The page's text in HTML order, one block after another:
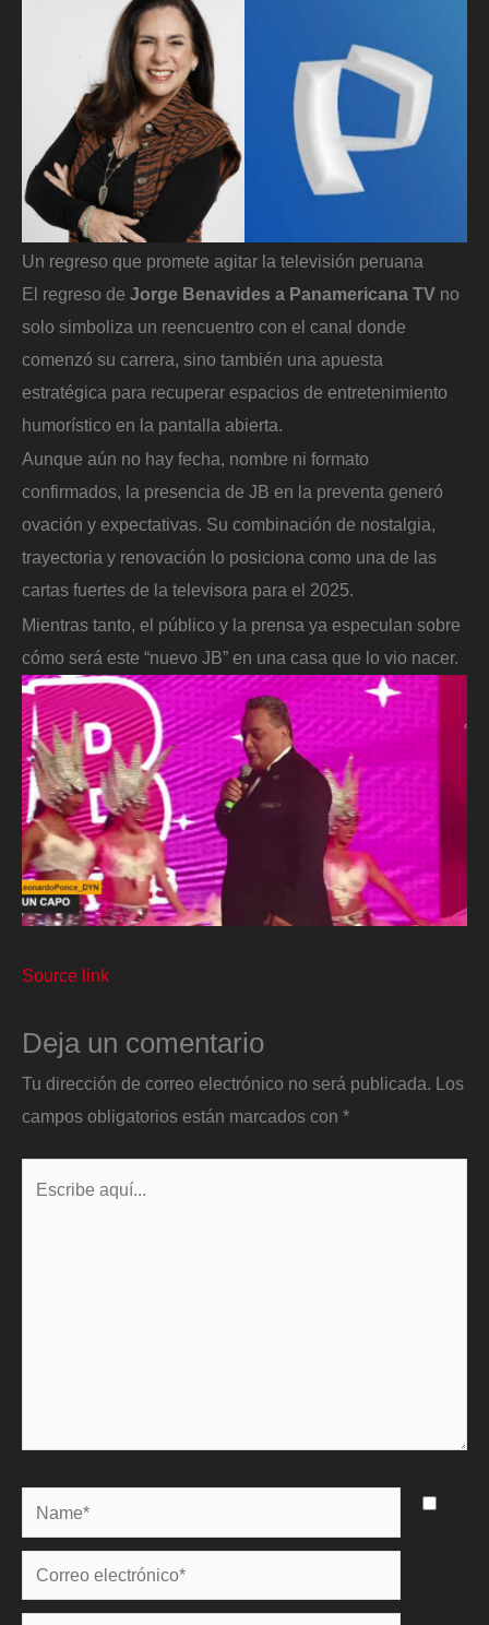
Un regreso que promete agitar la televisión peruana
El regreso de Jorge Benavides a Panamericana TV no
solo simboliza un reencuentro con el canal donde
comenzó su carrera, sino también una apuesta
estratégica para recuperar espacios de entretenimiento
humorístico en la pantalla abierta.
Aunque aún no hay fecha, nombre ni formato
confirmados, la presencia de JB en la preventa generó
ovación y expectativas. Su combinación de nostalgia,
trayectoria y renovación lo posiciona como una de las
cartas fuertes de la televisora para el 2025.
Mientras tanto, el público y la prensa ya especulan sobre
cómo será este “nuevo JB” en una casa que lo vio nacer.
Source link
Deja un comentario
Tu dirección de correo electrónico no será publicada. Los
campos obligatorios están marcados con *
Name*
Correo
electrónico*